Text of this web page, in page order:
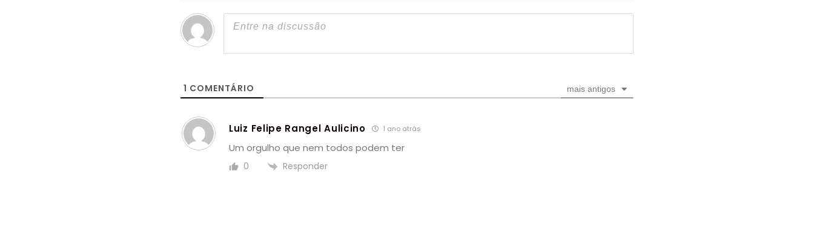
1 COMENTÁRIO mais antigos
Luiz Felipe Rangel Aulicino 1 ano atrás
Um orgulho que nem todos podem ter
0 Responder